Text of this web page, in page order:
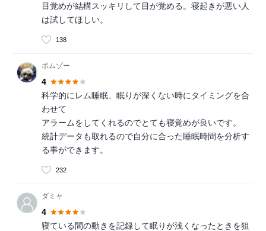
目覚めが結構スッキリして目が覚める。寝起きが悪い人
は試してほしい。
138
ボムゾー
4
科学的にレム睡眠、眠りが深くない時にタイミングを合
わせて
アラームをしてくれるのでとても寝覚めが良いです。
統計データも取れるので自分に合った睡眠時間を分析す
る事ができます。
232
ダミャ
4
寝ている間の動きを記録して眠りが浅くなったときを狙